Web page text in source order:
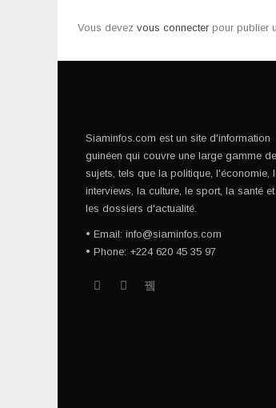
Vous devez vous connecter pour publier
Siaminfos.com est un site d'information
guinéen qui couvre une large gamme de
sujets, tels que la politique, l'économie,
interviews, la culture, le sport, la santé et
les dossiers d'actualité.
• Email: info@siaminfos.com
• Phone: +224 620 45 35 97